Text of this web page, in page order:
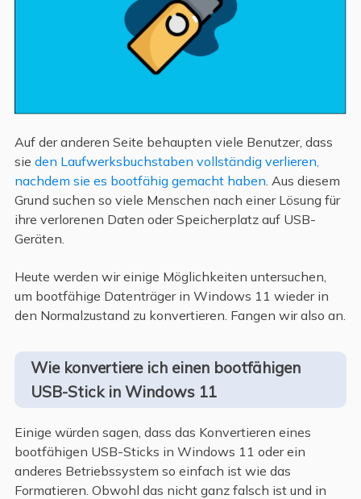
Auf der anderen Seite behaupten viele Benutzer, dass
sie den Laufwerksbuchstaben vollständig verlieren,
nachdem sie es bootfähig gemacht haben. Aus diesem
Grund suchen so viele Menschen nach einer Lösung für
ihre verlorenen Daten oder Speicherplatz auf USB-
Geräten.
Heute werden wir einige Möglichkeiten untersuchen,
um bootfähige Datenträger in Windows 11 wieder in
den Normalzustand zu konvertieren. Fangen wir also an.
Wie konvertiere ich einen bootfähigen
USB-Stick in Windows 11
Einige würden sagen, dass das Konvertieren eines
bootfähigen USB-Sticks in Windows 11 oder ein
anderes Betriebssystem so einfach ist wie das
Formatieren. Obwohl das nicht ganz falsch ist und in